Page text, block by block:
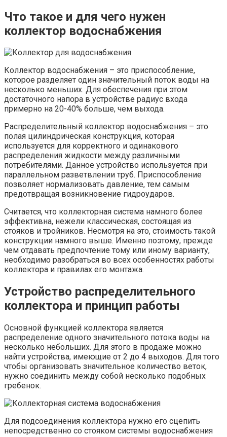
Что такое и для чего нужен
коллектор водоснабжения
Коллектор водоснабжения – это приспособление,
которое разделяет один значительный поток воды на
несколько меньших. Для обеспечения при этом
достаточного напора в устройстве радиус входа
примерно на 20-40% больше, чем выхода.
Распределительный коллектор водоснабжения – это
полая цилиндрическая конструкция, которая
используется для корректного и одинакового
распределения жидкости между различными
потребителями. Данное устройство используется при
параллельном разветвлении труб. Приспособление
позволяет нормализовать давление, тем самым
предотвращая возникновение гидроударов.
Считается, что коллекторная система намного более
эффективна, нежели классическая, состоящая из
стояков и тройников. Несмотря на это, стоимость такой
конструкции намного выше. Именно поэтому, прежде
чем отдавать предпочтение тому или иному варианту,
необходимо разобраться во всех особенностях работы
коллектора и правилах его монтажа.
Устройство распределительного
коллектора и принцип работы
Основной функцией коллектора является
распределение одного значительного потока воды на
несколько небольших. Для этого в продаже можно
найти устройства, имеющие от 2 до 4 выходов. Для того
чтобы организовать значительное количество веток,
нужно соединить между собой несколько подобных
гребенок.
Для подсоединения коллектора нужно его сцепить
непосредственно со стояком системы водоснабжения